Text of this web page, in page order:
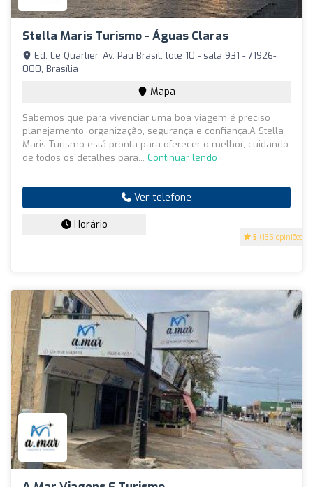
Stella Maris Turismo - Águas Claras
5 (135 opiniões)
Ed. Le Quartier, Av. Pau Brasil, lote 10 - sala 931 - 71926-
000, Brasília
Mapa
Sabemos que para vivenciar uma boa viagem é preciso
planejamento, organização, segurança e confiança.A Stella
Maris Turismo está pronta para oferecer o melhor, cuidando
de todos os detalhes para... Continuar lendo
Ver telefone
Horário